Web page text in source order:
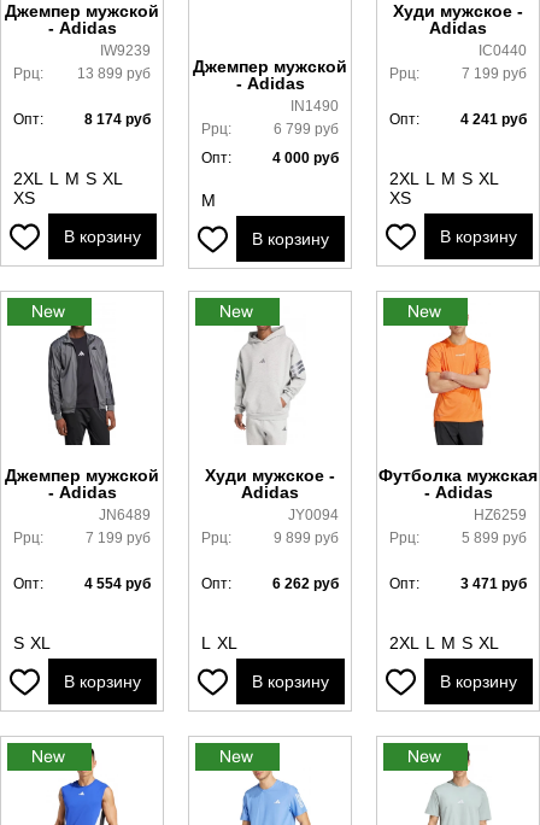
Джемпер мужской
- Adidas
IW9239
Ррц:
13 899 руб
Опт: 8 174 руб
2XL L M S XL
XS
В корзину
Джемпер мужской
- Adidas
IN1490
Ррц:
6 799 руб
Опт:
4 000 руб
M
В корзину
Худи мужское -
Adidas
IC0440
Ррц:
7 199 руб
Опт: 4 241 руб
2XL L M S XL
XS
В корзину
Джемпер мужской
- Adidas
JN6489
Ррц:
7 199 руб
Опт: 4 554 руб
S XL
В корзину
Худи мужское -
Adidas
JY0094
Ррц:
9 899 руб
Опт: 6 262 руб
L
XL
В корзину
Футболка мужская
- Adidas
HZ6259
Ррц:
5 899 руб
Опт: 3 471 руб
2XL L M S XL
В корзину